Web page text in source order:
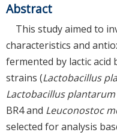
Abstract
This study aimed to
characteristics and
fermented by lactic acid
strains (Lactobacillus
Lactobacillus plantarum
BR4 and Leuconostoc
selected for analysis